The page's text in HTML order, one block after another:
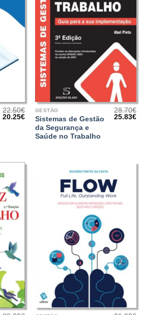
22.50€
O
20.25€O
preço
atual
GESTÃO
Sistemas de Gestão
da Segurança e
Saúde no Trabalho
28.70€
O
25.83€O